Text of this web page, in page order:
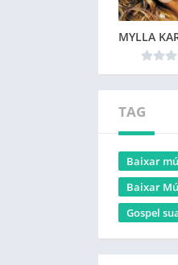
TAG
Baixar
Baixar
Gospel